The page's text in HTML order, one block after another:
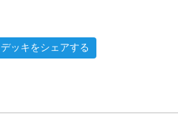
デッキをシェアする